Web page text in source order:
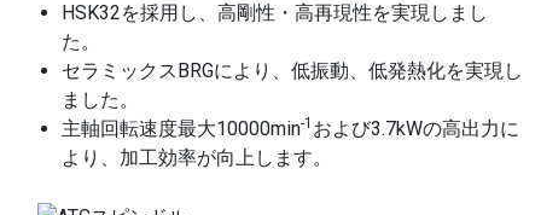
HSK32を採用し、高剛性・高再現性を実現しまし
た。
セラミックスBRGにより、低振動、低発熱化を実現し
ました。
主軸回転速度最大10000min-1 および3.7kWの高出力に
より、加工効率が向上します。